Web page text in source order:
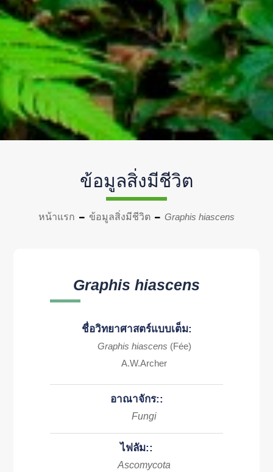
ข้อมูลสิ่งมีชีวิต
หน้าแรก ข้อมูลสิ่งมีชีวิต Graphis hiascens
Graphis hiascens
ชื่อวิทยาศาสตร์แบบเต็ม:
Graphis hiascens (Fée)
A.W.Archer
อาณาจักร::
Fungi
ไฟลัม::
Ascomycota